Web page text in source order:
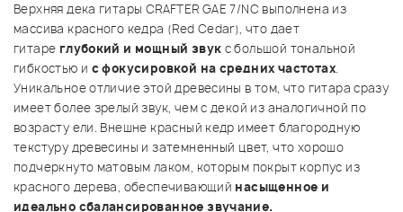
Верхняя дека гитары CRAFTER GAE 7/NC выполнена из
массива красного кедра (Red Cedar), что дает
гитаре глубокий и мощный звук с большой тональной
гибкостью и с фокусировкой на средних частотах.
Уникальное отличие этой древесины в том, что гитара сразу
имеет более зрелый звук, чем с декой из аналогичной по
возрасту ели. Внешне красный кедр имеет благородную
текстуру древесины и затемненный цвет, что хорошо
подчеркнуто матовым лаком, которым покрыт корпус из
красного дерева, обеспечивающий насыщенное и
идеально сбалансированное звучание.